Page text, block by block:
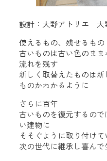
設計：大野アトリエ 大
使えるもの、残せるもの
古いものは古い色のま
流れを残す
新しく取替えたものは
ものかわかるように
さらに百年
古いものを復元するの
い建物に
そそぐように取り付けて
次の世代に継承し喜ん